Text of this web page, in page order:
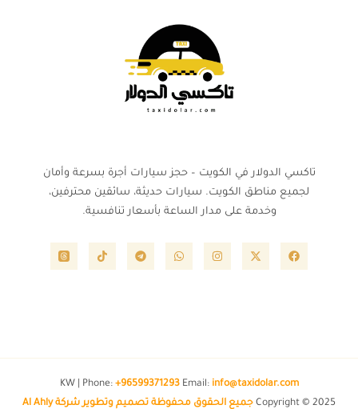
تاكسي الدولار في الكويت – حجز سيارات أجرة بسرعة وأمان
لجميع مناطق الكويت. سيارات حديثة، سائقين محترفين،
وخدمة على مدار الساعة بأسعار تنافسية.
KW | Phone: +96599371293Email: info@taxidolar.com
Copyright © 2025
جميع الحقوق محفوظة تصميم وتطوير شركة Al Ahly